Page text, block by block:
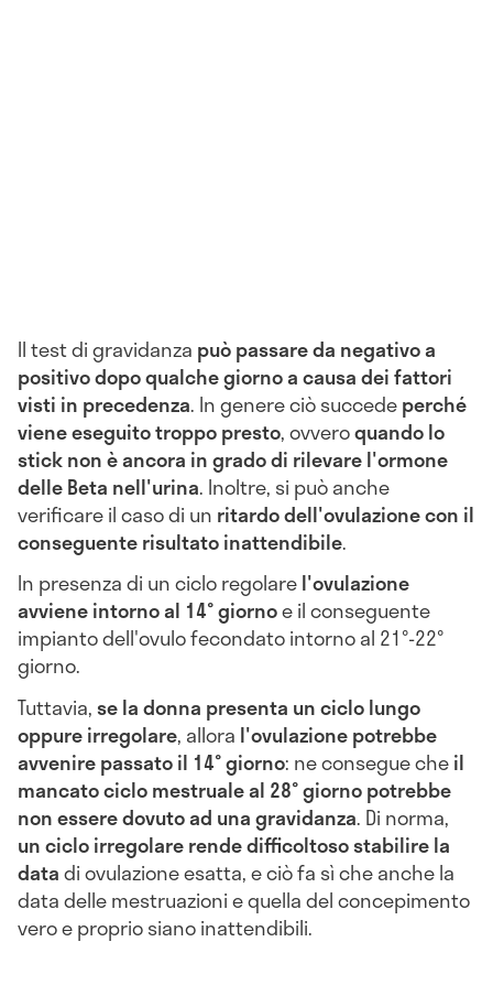
Il test di gravidanza può passare da negativo a
positivo dopo qualche giorno a causa dei fattori
visti in precedenza. In genere ciò succedeperché
viene eseguito troppo presto, ovveroquando lo
stick non è ancora in grado di rilevare l'ormone
delle Beta nell'urina. Inoltre, si può anche
verificare il caso di un ritardo dell'ovulazione con il
conseguente risultato inattendibile.
In presenza di un ciclo regolarel'ovulazione
avviene intorno al 14° giornoe il conseguente
impianto dell'ovulo fecondato intorno al 21°-22°
giorno.
Tuttavia,se la donna presenta un ciclo lungo
oppure irregolare, allora l'ovulazione potrebbe
avvenire passato il 14° giorno: ne consegue cheil
mancato ciclo mestruale al 28° giorno potrebbe
non essere dovuto ad una gravidanza. Di norma,
un ciclo irregolare rende difficoltoso stabilire la
datadi ovulazione esatta, e ciò fa sì che anche la
data delle mestruazioni e quella del concepimento
vero e proprio siano inattendibili.